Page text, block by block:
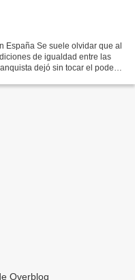
España Se suele olvidar que al
de igualdad entre las
dejó sin tocar el poder y
Overblog